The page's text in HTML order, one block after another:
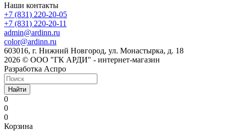
Наши контакты
+7 (831) 220-20-05
+7 (831) 220-20-11
admin@ardinn.ru
color@ardinn.ru
603016, г. Нижний Новгород, ул. Монастырка, д. 18
2026 © ООО "ГК АРДИ" - интернет-магазин
Разработка Аспро
Найти
0
0
0
Корзина